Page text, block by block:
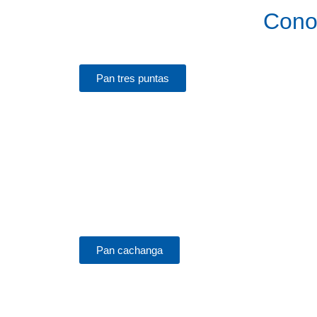
Pan tres puntas
Pan cachanga